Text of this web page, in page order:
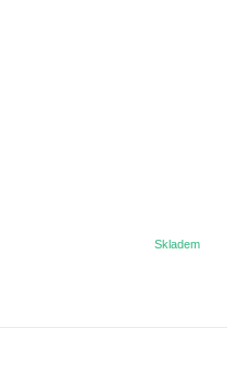
Skladem